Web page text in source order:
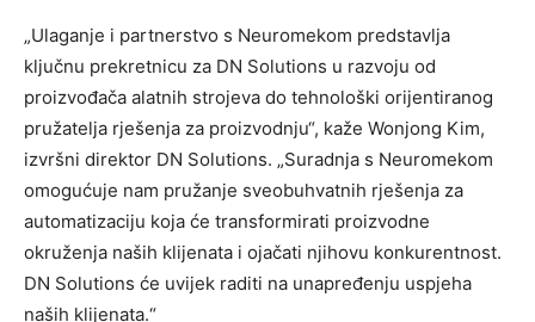
„Ulaganje i partnerstvo s Neuromekom predstavlja
ključnu prekretnicu za DN Solutions u razvoju od
proizvođača alatnih strojeva do tehnološki orijentiranog
pružatelja rješenja za proizvodnju“, kaže Wonjong Kim,
izvršni direktor DN Solutions. „Suradnja s Neuromekom
omogućuje nam pružanje sveobuhvatnih rješenja za
automatizaciju koja će transformirati proizvodne
okruženja naših klijenata i ojačati njihovu konkurentnost.
DN Solutions će uvijek raditi na unapređenju uspjeha
naših klijenata.“